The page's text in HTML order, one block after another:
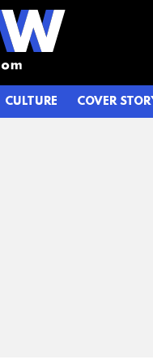
CULTURE COVER